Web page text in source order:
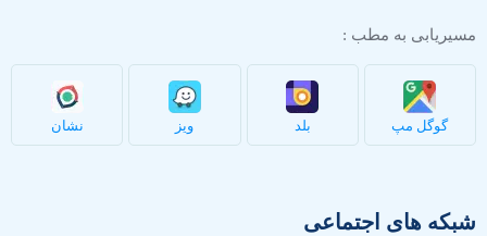
مسیریابی به مطب :
گوگل مپ بلد ویز نشان
شبکه های اجتماعی